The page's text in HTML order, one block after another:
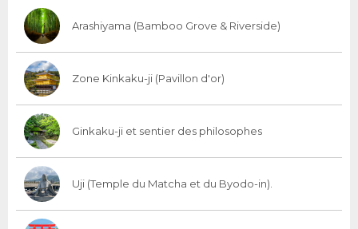
Arashiyama (Bamboo Grove & Riverside)
Zone Kinkaku-ji (Pavillon d'or)
Ginkaku-ji et sentier des philosophes
Uji (Temple du Matcha et du Byodo-in).